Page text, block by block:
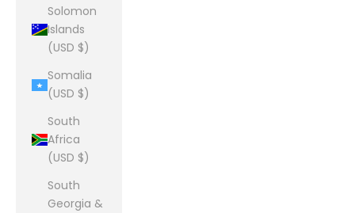
Solomon
Islands
(USD $)
Somalia
(USD $)
South
Africa
(USD $)
South
Georgia &